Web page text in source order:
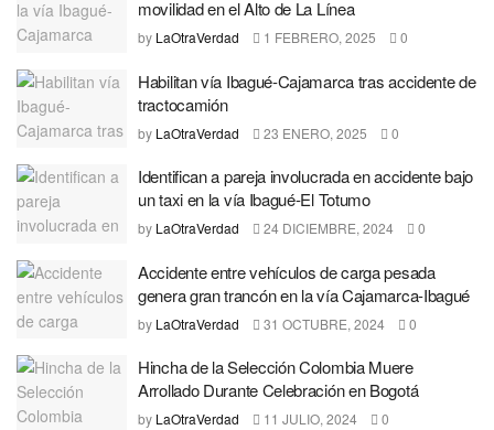
movilidad en el Alto de La Línea
by LaOtraVerdad 1 FEBRERO, 2025 0
Habilitan vía Ibagué-Cajamarca tras accidente de
tractocamión
by LaOtraVerdad 23 ENERO, 2025 0
Identifican a pareja involucrada en accidente bajo
un taxi en la vía Ibagué-El Totumo
by LaOtraVerdad 24 DICIEMBRE, 2024 0
Accidente entre vehículos de carga pesada
genera gran trancón en la vía Cajamarca-Ibagué
by LaOtraVerdad 31 OCTUBRE, 2024 0
Hincha de la Selección Colombia Muere
Arrollado Durante Celebración en Bogotá
by LaOtraVerdad 11 JULIO, 2024 0